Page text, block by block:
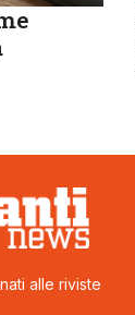
alle riviste